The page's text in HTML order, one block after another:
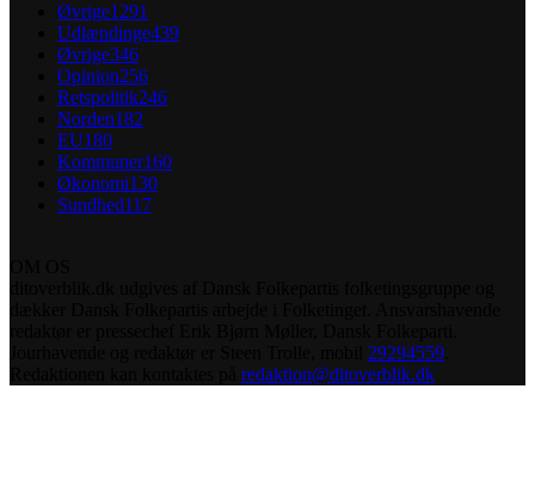
Øvrige1291
Udlændinge439
Øvrige346
Opinion256
Retspolitik246
Norden182
EU180
Kommuner160
Økonomi130
Sundhed117
29294559
redaktion@ditoverblik.dk